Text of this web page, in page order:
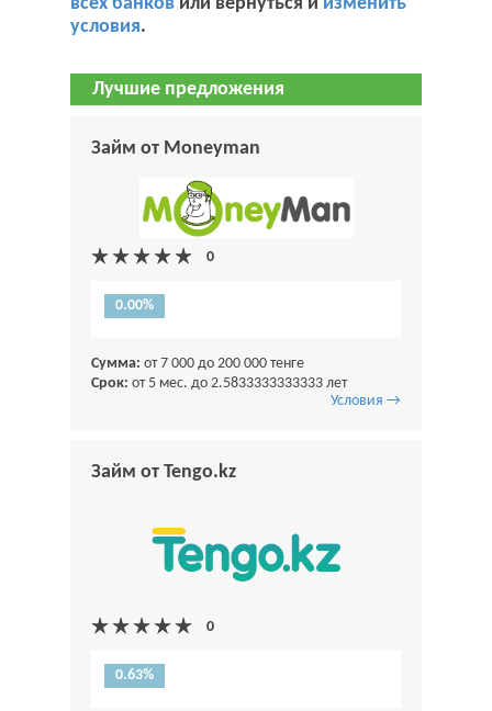
условия.
Лучшие предложения
Займ от Moneyman
0.00%
Сумма: от 7 000 до 200 000 тенге
Срок: от 5 мес. до 2.5833333333333 лет
Условия →
Займ от Tengo.kz
0.63%